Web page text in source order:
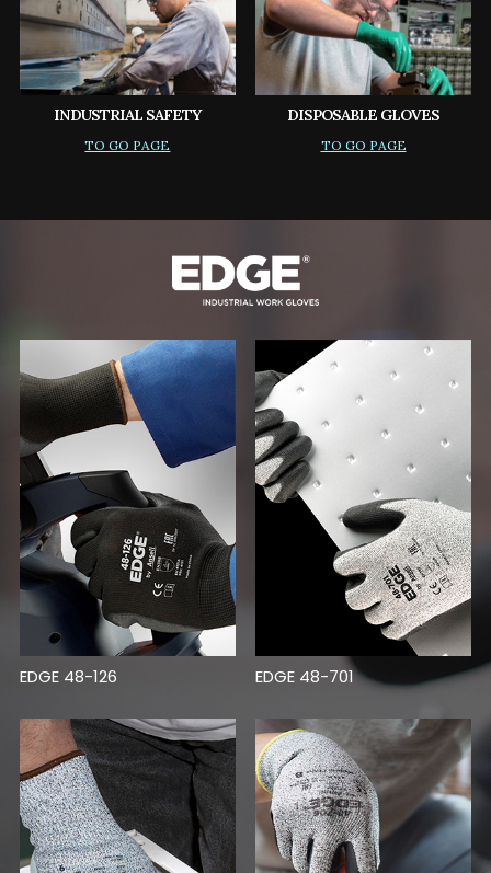
INDUSTRIAL SAFETY
TO GO PAGE
DISPOSABLE GLOVES
TO GO PAGE
EDGE 48-126 EDGE 48-701